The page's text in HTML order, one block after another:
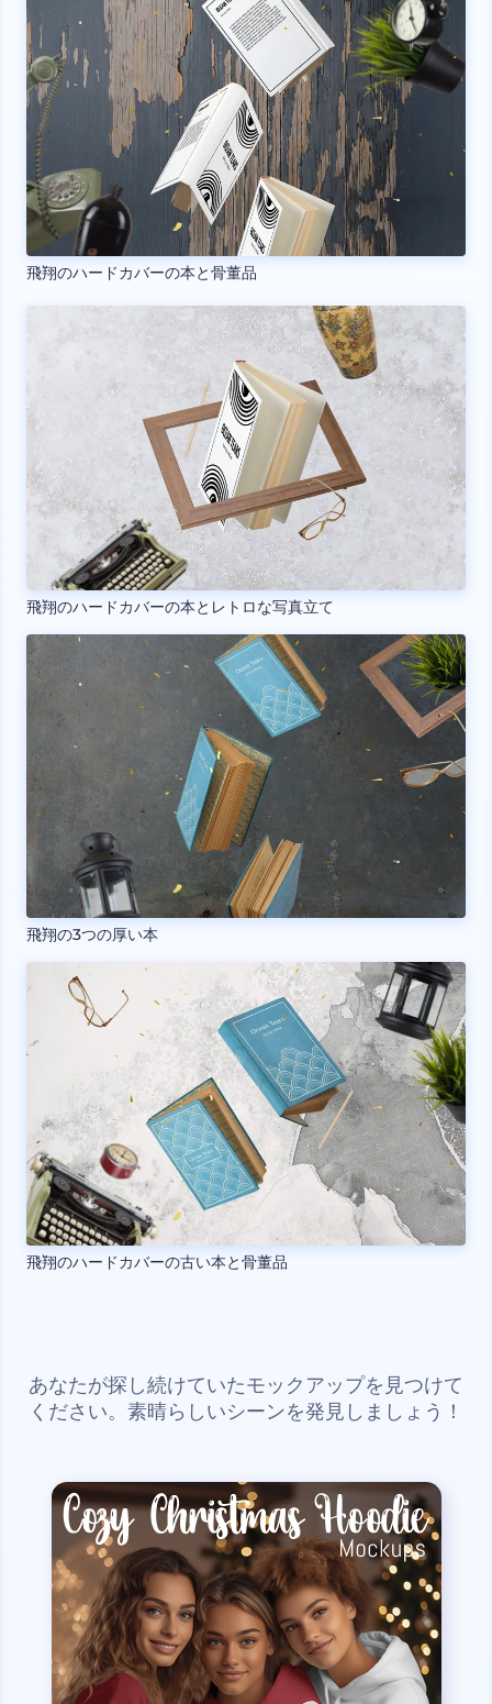
飛翔のハードカバーの本と骨董品
飛翔のハードカバーの本とレトロな写真立て
飛翔の3つの厚い本
飛翔のハードカバーの古い本と骨董品
あなたが探し続けていたモックアップを見つけて
ください。素晴らしいシーンを発見しましょう！